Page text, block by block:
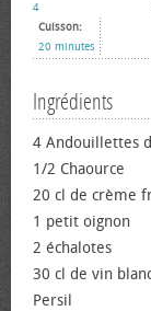
4
Cuisson:
20 minutes
Ingrédients
4 Andouillettes
1/2 Chaource
20 cl de crème
1 petit oignon
2 échalotes
30 cl de vin
Persil